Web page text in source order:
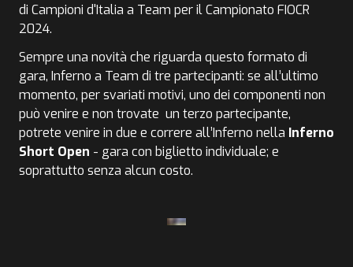
di Campioni d'Italia a Team per il Campionato FIOCR
2024.
Sempre una novità che riguarda questo formato di
gara, Inferno a Team di tre partecipanti: se all’ultimo
momento, per svariati motivi, uno dei componenti non
può venire e non trovate un terzo partecipante,
potrete venire in due e correre all’Inferno nella Inferno
Short Open - gara con biglietto individuale; e
soprattutto senza alcun costo.